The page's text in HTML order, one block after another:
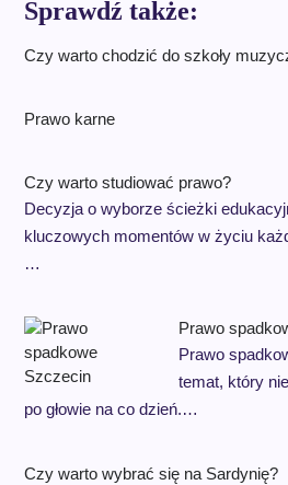
Sprawdź także:
Czy warto chodzić do szkoły
Prawo karne
Czy warto studiować prawo?
Decyzja o wyborze ścieżki
kluczowych momentów w życiu
…
Prawo
Prawo
temat, który
po głowie na co dzień.…
Czy warto wybrać się na Sardynię?